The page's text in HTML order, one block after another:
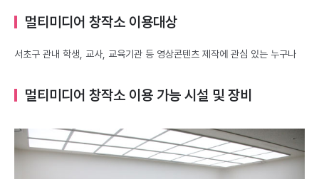
멀티미디어 창작소 이용대상
서초구 관내 학생, 교사, 교육기관 등 영상콘텐츠 제작에 관심 있는 누구나
멀티미디어 창작소 이용 가능 시설 및 장비